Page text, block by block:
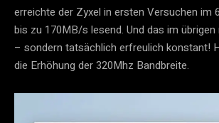
erreichte der Zyxel in ersten Versuchen im
bis zu 170MB/s lesend. Und das im
– sondern tatsächlich erfreulich konstant!
die Erhöhung der 320Mhz Bandbreite.